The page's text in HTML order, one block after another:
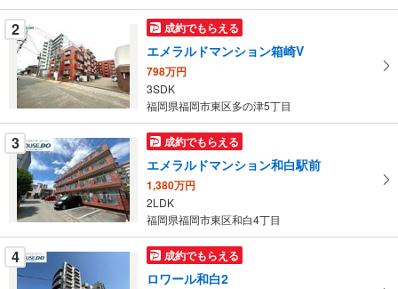
件
を
イ
ペ
ー
ジ
に
保
存
す
る
2 成約でもらえる
エメラルドマンション箱崎V
798万円
3SDK
福岡県福岡市東区多の津5丁目
3 成約でもらえる
エメラルドマンション和白駅前
1,380万円
2LDK
福岡県福岡市東区和白4丁目
4 成約でもらえる
ロワール和白2